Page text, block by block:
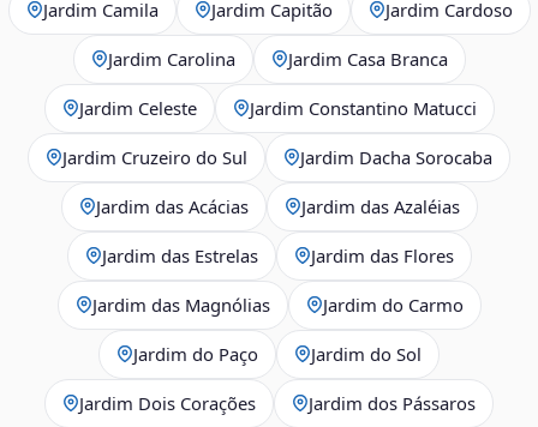
Jardim Camila Jardim Capitão Jardim Cardoso
Jardim Carolina Jardim Casa Branca
Jardim Celeste Jardim Constantino Matucci
Jardim Cruzeiro do Sul Jardim Dacha Sorocaba
Jardim das Acácias Jardim das Azaléias
Jardim das Estrelas Jardim das Flores
Jardim das Magnólias Jardim do Carmo
Jardim do Paço Jardim do Sol
Jardim Dois Corações Jardim dos Pássaros